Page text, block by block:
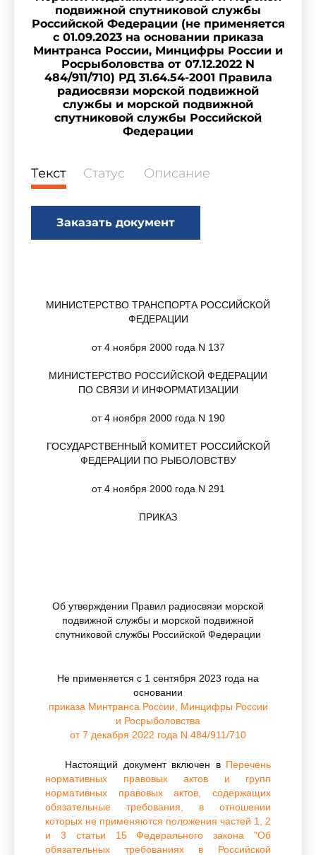
подвижной спутниковой службы
Российской Федерации (не применяется
с 01.09.2023 на основании приказа
Минтранса России, Минцифры России и
Росрыболовства от 07.12.2022 N
484/911/710) РД 31.64.54-2001 Правила
радиосвязи морской подвижной
службы и морской подвижной
спутниковой службы Российской
Федерации
Текст Статус Описание
Заказать документ
МИНИСТЕРСТВО ТРАНСПОРТА РОССИЙСКОЙ
ФЕДЕРАЦИИ
от 4 ноября 2000 года N 137
МИНИСТЕРСТВО РОССИЙСКОЙ ФЕДЕРАЦИИ
ПО СВЯЗИ И ИНФОРМАТИЗАЦИИ
от 4 ноября 2000 года N 190
ГОСУДАРСТВЕННЫЙ КОМИТЕТ РОССИЙСКОЙ
ФЕДЕРАЦИИ ПО РЫБОЛОВСТВУ
от 4 ноября 2000 года N 291
ПРИКАЗ
Об утверждении Правил радиосвязи морской
подвижной службы и морской подвижной
спутниковой службы Российской Федерации
Не применяется с 1 сентября 2023 года на
основании
приказа Минтранса России, Минцифры России
и Росрыболовства
от 7 декабря 2022 года N 484/911/710
Настоящий документ включен в Перечень
нормативных правовых актов и групп
нормативных правовых актов, содержащих
обязательные требования, в отношении
которых не применяются положения частей 1, 2
и 3 статьи 15 Федерального закона "Об
обязательных требованиях в Российской